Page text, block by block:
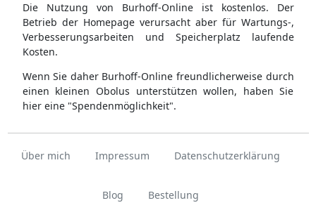
Die Nutzung von Burhoff-Online ist kostenlos. Der
Betrieb der Homepage verursacht aber für Wartungs-,
Verbesserungsarbeiten und Speicherplatz laufende
Kosten.
Wenn Sie daher Burhoff-Online freundlicherweise durch
einen kleinen Obolus unterstützen wollen, haben Sie
hier eine "Spendenmöglichkeit".
Über mich Impressum Datenschutzerklärung
Blog Bestellung